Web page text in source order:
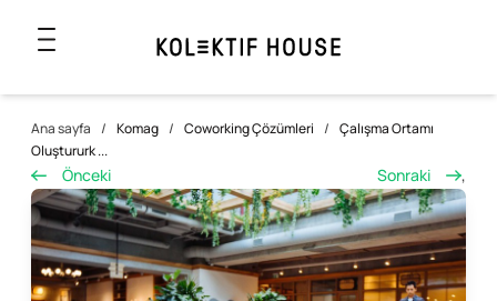
Ana sayfa / Komag / Coworking Çözümleri / Çalışma Ortamı
Oluştururk ...
Önceki Sonraki ,